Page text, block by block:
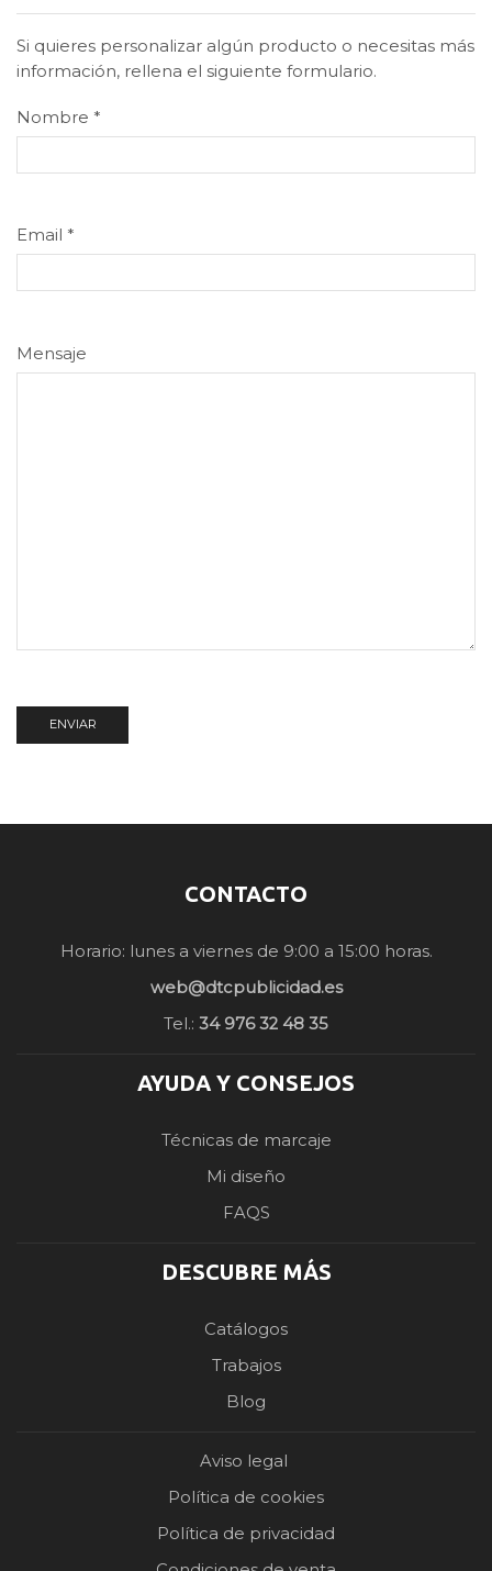
Si quieres personalizar algún producto o necesitas más
información, rellena el siguiente formulario.
Nombre *
Email *
Mensaje
CONTACTO
Horario: lunes a viernes de 9:00 a 15:00 horas.
web@dtcpublicidad.es
Tel.: 34 976 32 48 35
AYUDA Y CONSEJOS
Técnicas de marcaje
Mi diseño
FAQS
DESCUBRE MÁS
Catálogos
Trabajos
Blog
Aviso legal
Política de cookies
Política de privacidad